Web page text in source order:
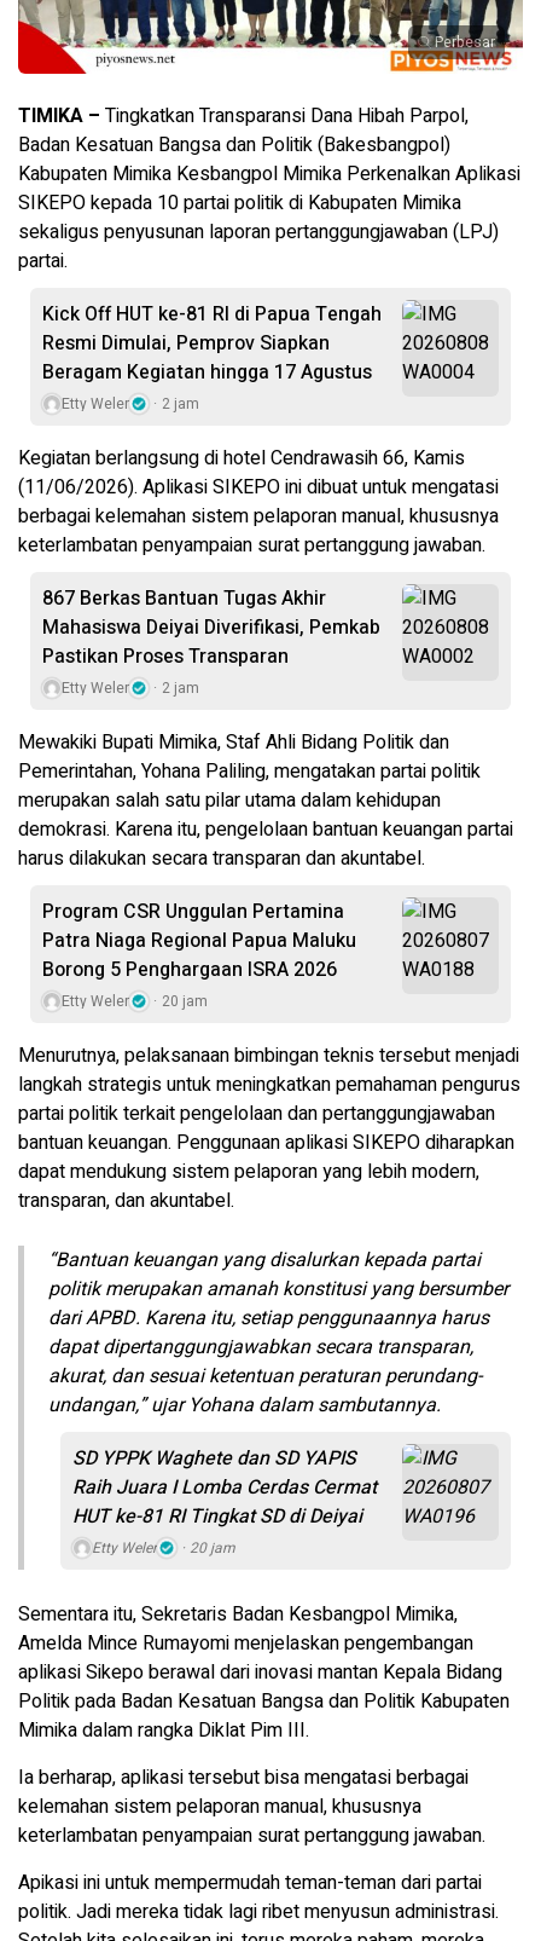
Perbesar
TIMIKA – Tingkatkan Transparansi Dana Hibah Parpol,
Badan Kesatuan Bangsa dan Politik (Bakesbangpol)
Kabupaten Mimika Kesbangpol Mimika Perkenalkan Aplikasi
SIKEPO kepada 10 partai politik di Kabupaten Mimika
sekaligus penyusunan laporan pertanggungjawaban (LPJ)
partai.
Kick Off HUT ke-81 RI di Papua Tengah
Resmi Dimulai, Pemprov Siapkan
Beragam Kegiatan hingga 17 Agustus
Etty Weler 2 jam
Kegiatan berlangsung di hotel Cendrawasih 66, Kamis
(11/06/2026). Aplikasi SIKEPO ini dibuat untuk mengatasi
berbagai kelemahan sistem pelaporan manual, khususnya
keterlambatan penyampaian surat pertanggung jawaban.
867 Berkas Bantuan Tugas Akhir
Mahasiswa Deiyai Diverifikasi, Pemkab
Pastikan Proses Transparan
Etty Weler 2 jam
Mewakiki Bupati Mimika, Staf Ahli Bidang Politik dan
Pemerintahan, Yohana Paliling, mengatakan partai politik
merupakan salah satu pilar utama dalam kehidupan
demokrasi. Karena itu, pengelolaan bantuan keuangan partai
harus dilakukan secara transparan dan akuntabel.
Program CSR Unggulan Pertamina
Patra Niaga Regional Papua Maluku
Borong 5 Penghargaan ISRA 2026
Etty Weler 20 jam
Menurutnya, pelaksanaan bimbingan teknis tersebut menjadi
langkah strategis untuk meningkatkan pemahaman pengurus
partai politik terkait pengelolaan dan pertanggungjawaban
bantuan keuangan. Penggunaan aplikasi SIKEPO diharapkan
dapat mendukung sistem pelaporan yang lebih modern,
transparan, dan akuntabel.
“Bantuan keuangan yang disalurkan kepada partai
politik merupakan amanah konstitusi yang bersumber
dari APBD. Karena itu, setiap penggunaannya harus
dapat dipertanggungjawabkan secara transparan,
akurat, dan sesuai ketentuan peraturan perundang-
undangan,” ujar Yohana dalam sambutannya.
SD YPPK Waghete dan SD YAPIS
Raih Juara I Lomba Cerdas Cermat
HUT ke-81 RI Tingkat SD di Deiyai
Etty Weler 20 jam
Sementara itu, Sekretaris Badan Kesbangpol Mimika,
Amelda Mince Rumayomi menjelaskan pengembangan
aplikasi Sikepo berawal dari inovasi mantan Kepala Bidang
Politik pada Badan Kesatuan Bangsa dan Politik Kabupaten
Mimika dalam rangka Diklat Pim III.
Ia berharap, aplikasi tersebut bisa mengatasi berbagai
kelemahan sistem pelaporan manual, khususnya
keterlambatan penyampaian surat pertanggung jawaban.
Apikasi ini untuk mempermudah teman-teman dari partai
politik. Jadi mereka tidak lagi ribet menyusun administrasi.